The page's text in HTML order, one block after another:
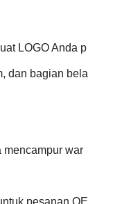
LOGO Anda p
dan bagian bela
mencampur war
pesanan OE